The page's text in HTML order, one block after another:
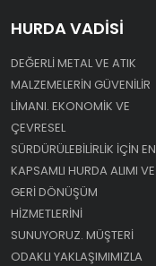
HURDA VADISI
DEĞERLI METAL VE ATIK
MALZEMELERIN GÜVENILIR
LIMANI. EKONOMIK VE
ÇEVRESEL
SÜRDÜRÜLEBILIRLIK IÇIN EN
KAPSAMLI HURDA ALIMI VE
GERI DÖNÜŞÜM
HIZMETLERINI
SUNUYORUZ. MÜŞTERI
ODAKLI YAKLAŞIMIMIZLA